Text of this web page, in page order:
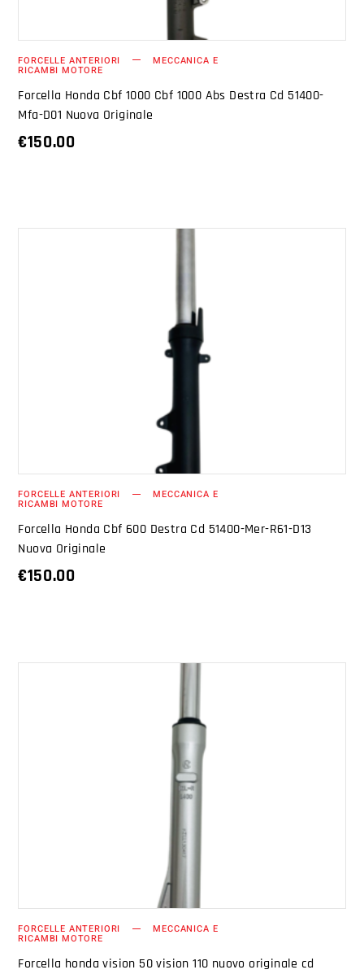
FORCELLE ANTERIORI MECCANICA E
RICAMBI MOTORE
Forcella Honda Cbf 1000 Cbf 1000 Abs Destra Cd 51400-
Mfa-D01 Nuova Originale
€150.00
AGGIUNGI AL CARRELLO
FORCELLE ANTERIORI MECCANICA E
RICAMBI MOTORE
Forcella Honda Cbf 600 Destra Cd 51400-Mer-R61-D13
Nuova Originale
€150.00
AGGIUNGI AL CARRELLO
FORCELLE ANTERIORI MECCANICA E
RICAMBI MOTORE
Forcella honda vision 50 vision 110 nuovo originale cd